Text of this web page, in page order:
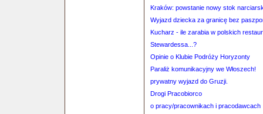
Kraków: powstanie nowy stok
Wyjazd dziecka za granicę bez
Kucharz - ile zarabia w polskich
Stewardessa...?
Opinie o Klubie Podróży Horyzonty
Paraliż komunikacyjny we Włoszech!
prywatny wyjazd do Gruzji.
Drogi Pracobiorco
o pracy/pracownikach i pracodawcach